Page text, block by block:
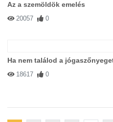
Az a szemöldök emelés
20057 0
Ha nem találod a
18617 0